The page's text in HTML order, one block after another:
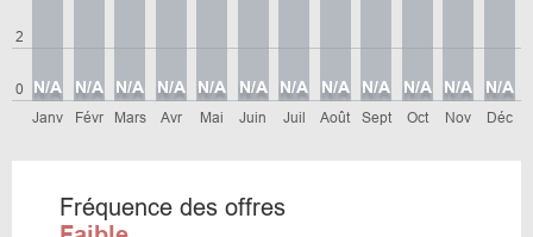
0
2
Janv
N/A
Févr
N/A
Mars
N/A
Avr
N/A
Mai
N/A
Juin
N/A
Juil
N/A
Août
N/A
Sept
N/A
Oct
N/A
Nov
N/A
Déc
N/A
Fréquence des offres